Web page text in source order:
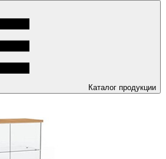
Каталог продукции